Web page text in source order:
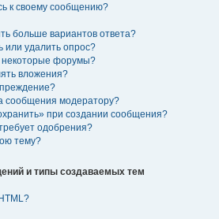
к своему сообщению?
больше вариантов ответа?
или удалить опрос?
некоторые форумы?
вложения?
сообщения модератору?
при создании сообщения?
одобрения?
тему?
и типы создаваемых тем